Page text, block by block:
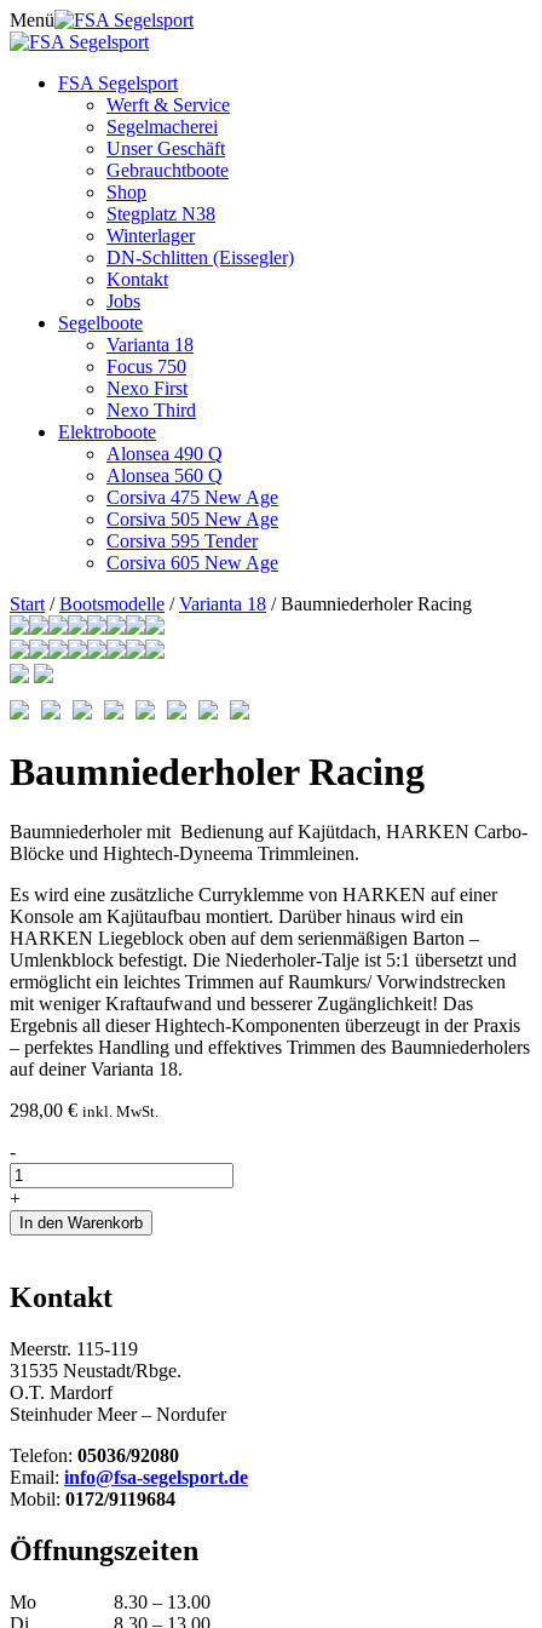
Skip
to
Menü
FSA Segelsport
Werft & Service
Segelmacherei
Unser Geschäft
Gebrauchtboote
Shop
Stegplatz N38
Winterlager
DN-Schlitten (Eissegler)
Kontakt
Jobs
Segelboote
Varianta 18
Focus 750
Nexo First
Nexo Third
Elektroboote
Alonsea 490 Q
Alonsea 560 Q
Corsiva 475 New Age
Corsiva 505 New Age
Corsiva 595 Tender
Corsiva 605 New Age
Start /Bootsmodelle /Varianta 18 / Baumniederholer Racing
Baumniederholer Racing
Baumniederholer mit Bedienung auf Kajütdach, HARKEN Carbo-
Blöcke und Hightech-Dyneema Trimmleinen.
Es wird eine zusätzliche Curryklemme von HARKEN auf einer
Konsole am Kajütaufbau montiert. Darüber hinaus wird ein
HARKEN Liegeblock oben auf dem serienmäßigen Barton –
Umlenkblock befestigt. Die Niederholer-Talje ist 5:1 übersetzt und
ermöglicht ein leichtes Trimmen auf Raumkurs/ Vorwindstrecken
mit weniger Kraftaufwand und besserer Zugänglichkeit! Das
Ergebnis all dieser Hightech-Komponenten überzeugt in der Praxis
– perfektes Handling und effektives Trimmen des Baumniederholers
auf deiner Varianta 18.
298,00 € inkl. MwSt.
Baumniederholer
Racing
Menge
-
+
In den Warenkorb
Kontakt
Meerstr. 115-119
31535 Neustadt/Rbge.
O.T. Mardorf
Steinhuder Meer – Nordufer
Telefon: 05036/92080
Email: info@fsa-segelsport.de
Mobil: 0172/9119684
Öffnungszeiten
Mo
8.30 – 13.00
Di
8.30 – 13.00